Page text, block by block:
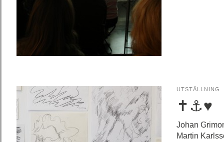
UTSTÄLLNING
✝⚓♥
Johan
Martin